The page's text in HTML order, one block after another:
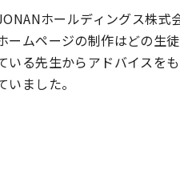
ホールディングス株式
ームページの制作はどの生
いる先生からアドバイスを
ました。